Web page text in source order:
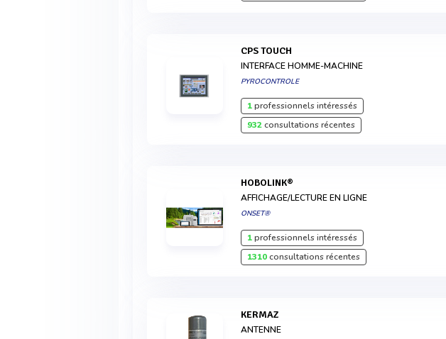
CPS TOUCH
INTERFACE HOMME-MACHINE
PYROCONTROLE
1professionnels intéressés
932consultations récentes
HOBOLINK®
AFFICHAGE/LECTURE EN LIGNE
ONSET®
1professionnels intéressés
1310consultations récentes
KERMAZ
ANTENNE